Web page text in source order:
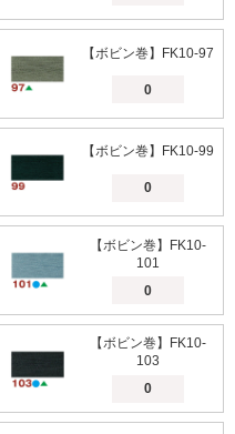
【ボビン巻】FK10-97
【ボビン巻】FK10-99
【ボビン巻】FK10-
101
【ボビン巻】FK10-
103